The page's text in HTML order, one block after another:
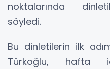
noktalarında
söyledi.
Bu dinletilerin ilk
Türkoğlu, hafta